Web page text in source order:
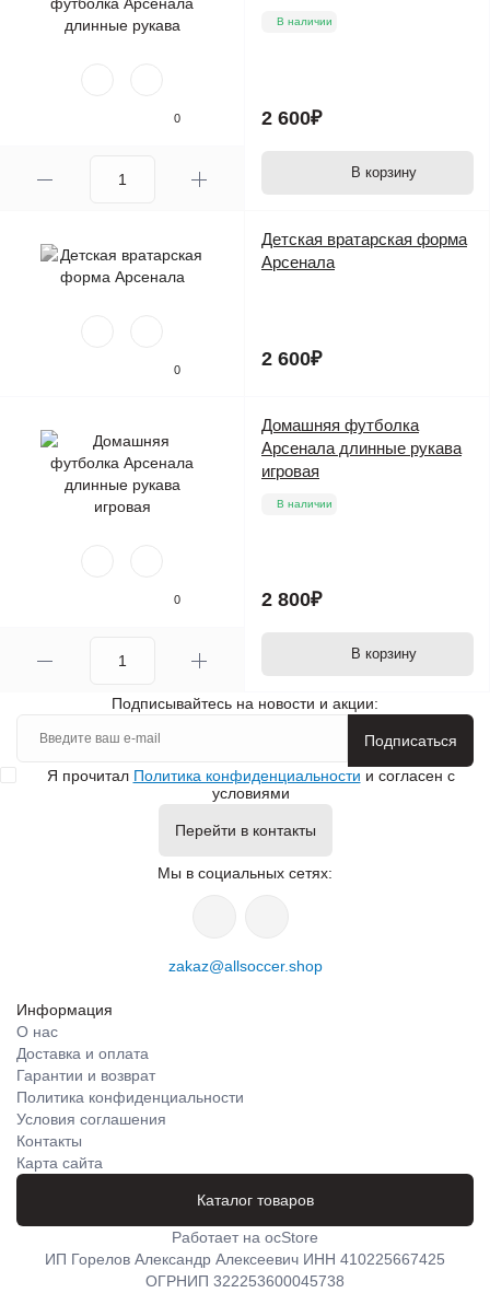
0
В наличии
2 600₽
В корзину
0
Детская вратарская форма
Арсенала
2 600₽
0
Домашняя футболка
Арсенала длинные рукава
игровая
В наличии
2 800₽
В корзину
Подписывайтесь на новости и акции:
Подписаться
Я прочитал Политика конфиденциальности и согласен с
условиями
Перейти в контакты
Мы в социальных сетях:
zakaz@allsoccer.shop
Информация
О нас
Доставка и оплата
Гарантии и возврат
Политика конфиденциальности
Условия соглашения
Контакты
Карта сайта
Каталог товаров
Работает на ocStore
ИП Горелов Александр Алексеевич ИНН 410225667425
ОГРНИП 322253600045738